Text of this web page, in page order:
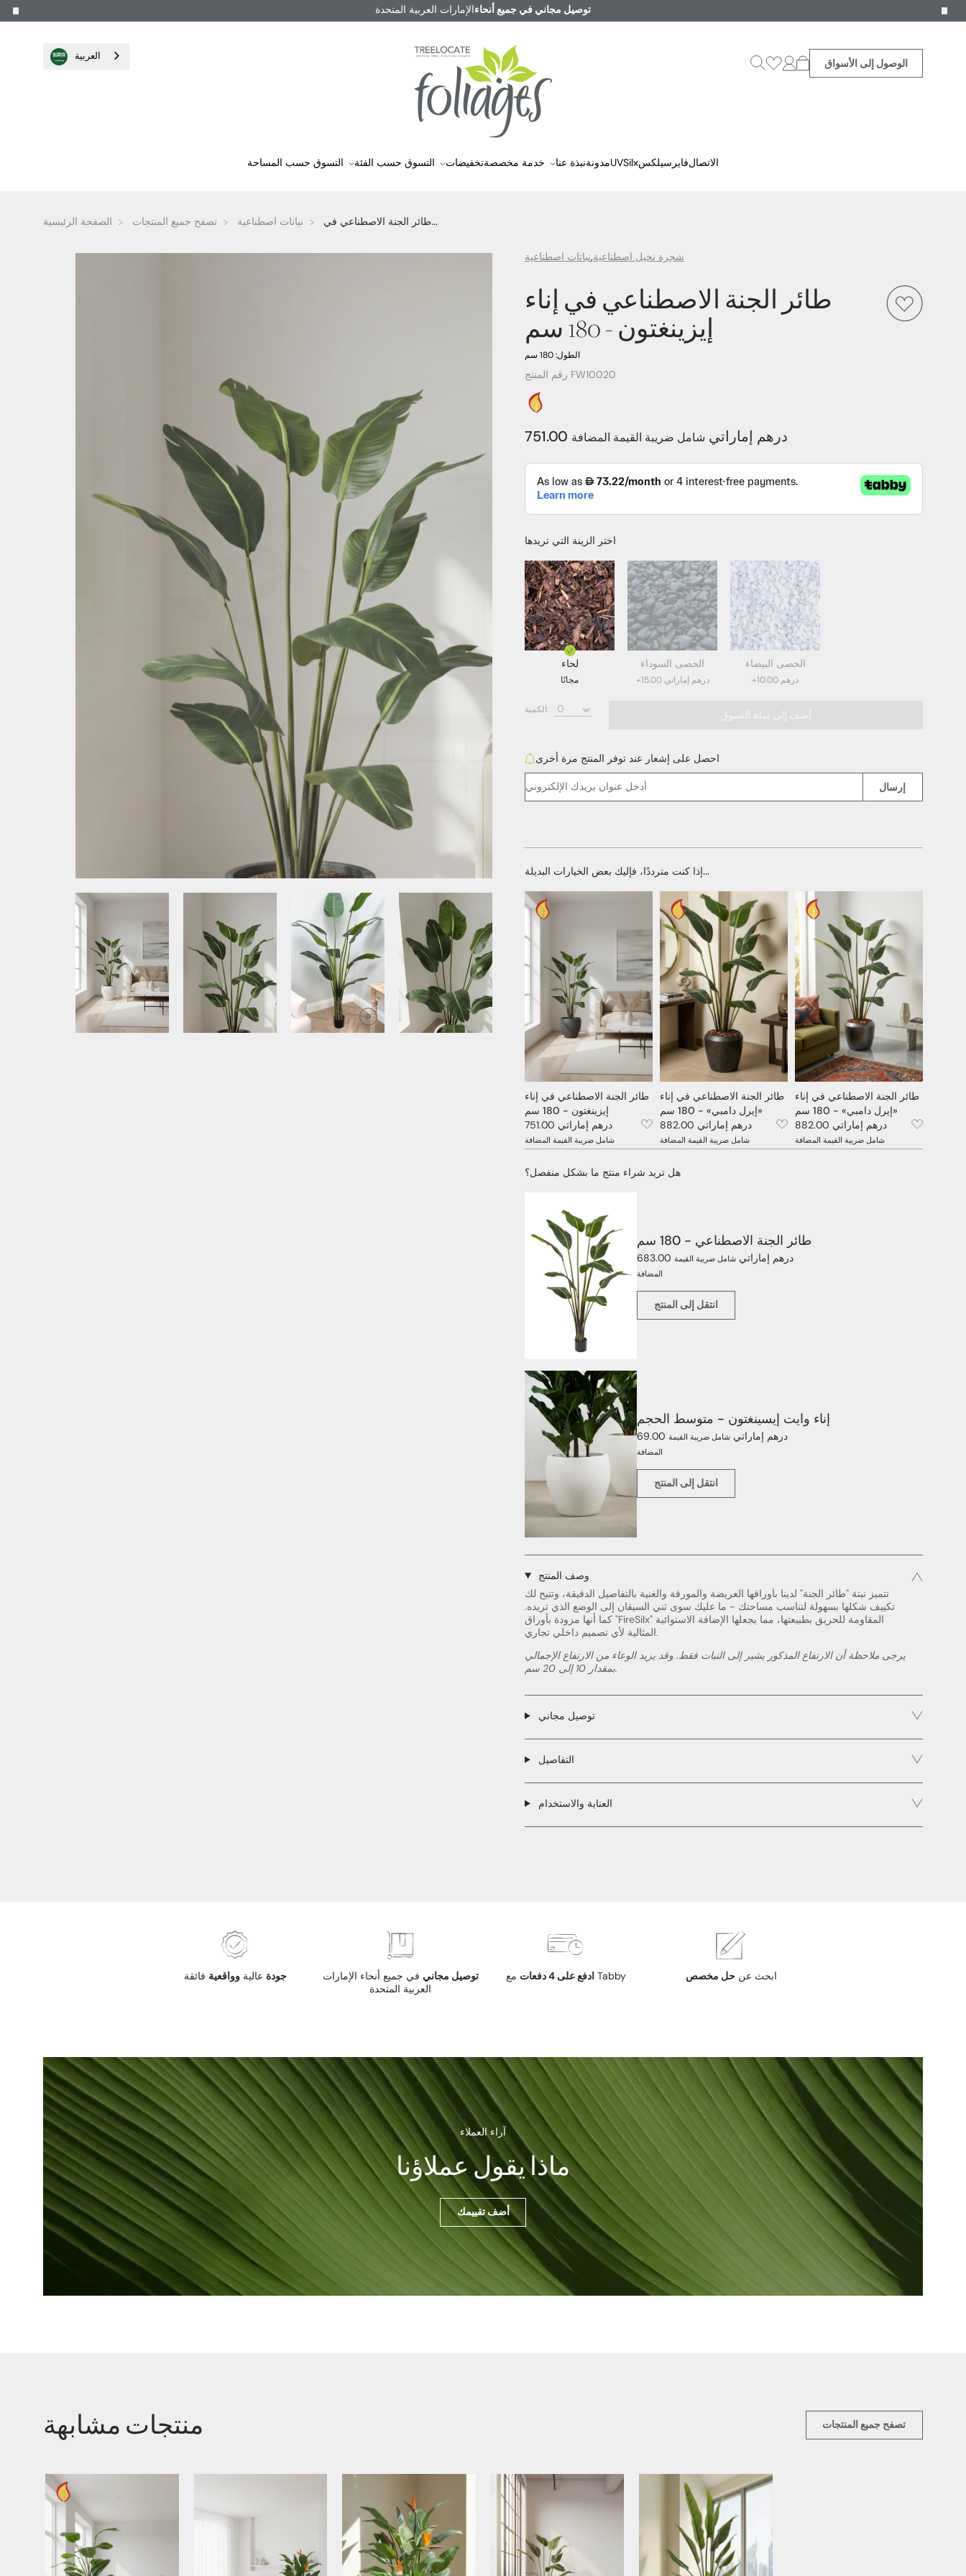
توصيل مجاني في جميع أنحاءالإمارات العربية المتحدة
العربية‏
الوصول إلى الأسواق
التسوق حسب المساحة التسوق حسب الفئة تخفيضاتخدمة مخصصة نبذة عنامدونةUVSilxفايرسيلكسالاتصال
الصفحة الرئيسية تصفح جميع المنتجات نباتات اصطناعية طائر الجنة الاصطناعي في...
العنصر الإعلامي رقم 2 العنصر الإعلامي رقم 3 العنصر الإعلامي رقم 4
نباتات اصطناعية شجرة نخيل اصطناعية
طائر الجنة الاصطناعي في إناء
إيزينغتون - 180 سم
الطول: 180 سم
رقم المنتج FW10020
751.00 درهم إماراتي شامل ضريبة القيمة المضافة
اختر الزينة التي تريدها
لحاء
مجانًا
الحصى السوداء
+15.00 درهم إماراتي
الحصى البيضاء
+10.00 درهم
الكمية:
احصل على إشعار عند توفر المنتج مرة أخرى
عنوان البريد الإلكتروني:
إرسال
إذا كنت مترددًا، فإليك بعض الخيارات البديلة...
طائر الجنة الاصطناعي في إناء
إيزينغتون - 180 سم
751.00 درهم إماراتي
شامل ضريبة القيمة المضافة
طائر الجنة الاصطناعي في إناء
«إيرل دامبي» - 180 سم
882.00 درهم إماراتي
شامل ضريبة القيمة المضافة
طائر الجنة الاصطناعي في إناء
«إيرل دامبي» - 180 سم
882.00 درهم إماراتي
شامل ضريبة القيمة المضافة
هل تريد شراء منتج ما بشكل منفصل؟
طائر الجنة الاصطناعي - 180 سم
683.00 درهم إماراتي شامل ضريبة القيمة
المضافة
انتقل إلى المنتج
إناء وايت إيسينغتون - متوسط الحجم
69.00 درهم إماراتي شامل ضريبة القيمة
المضافة
انتقل إلى المنتج
وصف المنتج
تتميز نبتة "طائر الجنة" لدينا بأوراقها العريضة والمورقة والغنية بالتفاصيل الدقيقة، وتتيح لك
تكييف شكلها بسهولة لتناسب مساحتك - ما عليك سوى ثني السيقان إلى الوضع الذي تريده.
كما أنها مزودة بأوراق "FireSilx" المقاومة للحريق بطبيعتها، مما يجعلها الإضافة الاستوائية
المثالية لأي تصميم داخلي تجاري.
يرجى ملاحظة أن الارتفاع المذكور يشير إلى النبات فقط. وقد يزيد الوعاء من الارتفاع الإجمالي
بمقدار 10 إلى 20 سم.
توصيل مجاني
التفاصيل
العناية والاستخدام
جودة عاليةوواقعية فائقة توصيل مجاني في جميع أنحاء الإمارات
العربية المتحدة
ادفع على 4 دفعات مع Tabby ابحث عنحل مخصص
آراء العملاء
ماذا يقول عملاؤنا
أضف تقييمك
منتجات مشابهة تصفح جميع المنتجات